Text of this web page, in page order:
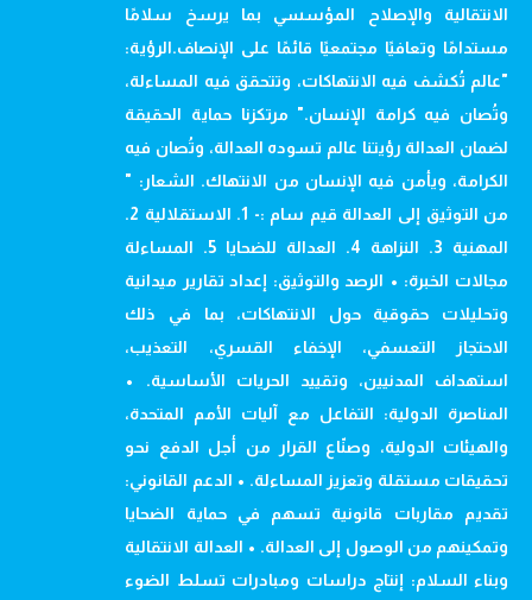
الانتقالية والإصلاح المؤسسي بما يرسخ سلامًا
مستدامًا وتعافيًا مجتمعيًا قائمًا على الإنصاف.الرؤية:
"عالم تُكشف فيه الانتهاكات، وتتحقق فيه المساءلة،
وتُصان فيه كرامة الإنسان." مرتكزنا حماية الحقيقة
لضمان العدالة رؤيتنا عالم تسوده العدالة، وتُصان فيه
الكرامة، ويأمن فيه الإنسان من الانتهاك. الشعار: "
من التوثيق إلى العدالة قيم سام :- 1. الاستقلالية 2.
المهنية 3. النزاهة 4. العدالة للضحايا 5. المساءلة
مجالات الخبرة: • الرصد والتوثيق: إعداد تقارير ميدانية
وتحليلات حقوقية حول الانتهاكات، بما في ذلك
الاحتجاز التعسفي، الإخفاء القسري، التعذيب،
استهداف المدنيين، وتقييد الحريات الأساسية. •
المناصرة الدولية: التفاعل مع آليات الأمم المتحدة،
والهيئات الدولية، وصنّاع القرار من أجل الدفع نحو
تحقيقات مستقلة وتعزيز المساءلة. • الدعم القانوني:
تقديم مقاربات قانونية تسهم في حماية الضحايا
وتمكينهم من الوصول إلى العدالة. • العدالة الانتقالية
وبناء السلام: إنتاج دراسات ومبادرات تسلط الضوء